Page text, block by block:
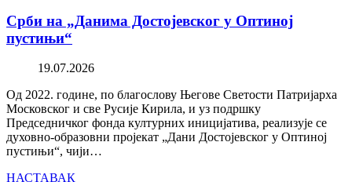
Срби на „Данима Достојевског у Оптиној
пустињи“
19.07.2026
Од 2022. године, по благослову Његове Светости Патријарха
Московског и све Русије Кирила, и уз подршку
Председничког фонда културних иницијатива, реализује се
духовно-образовни пројекат „Дани Достојевског у Оптиној
пустињи“, чији…
НАСТАВАК